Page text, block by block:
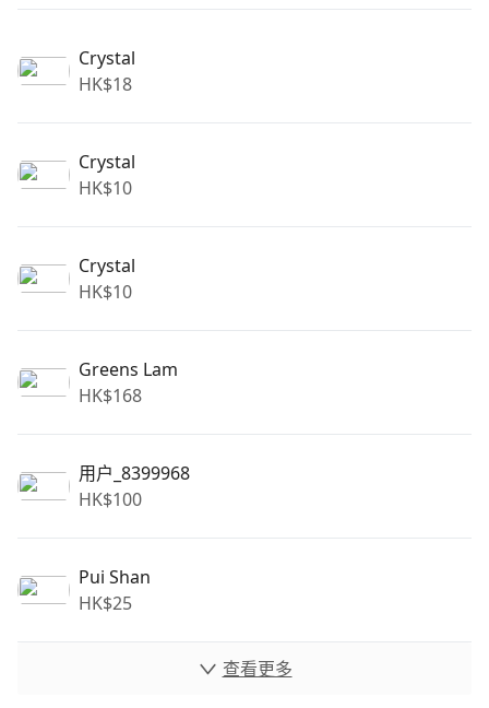
Crystal
HK$18
Crystal
HK$10
Crystal
HK$10
Greens Lam
HK$168
用户_8399968
HK$100
Pui Shan
HK$25
查看更多